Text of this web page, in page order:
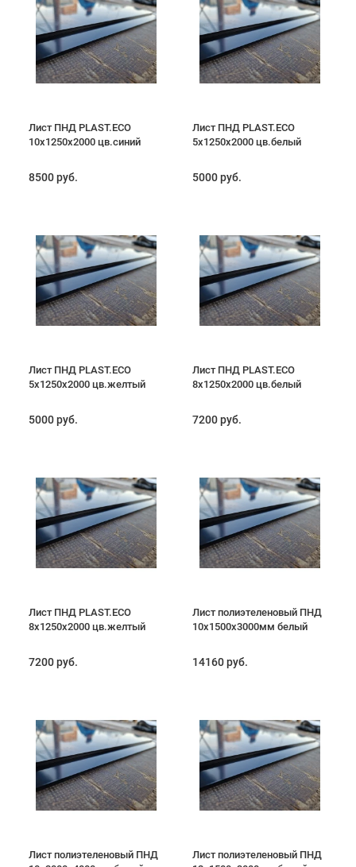
Лист ПНД PLAST.ECO
10х1250х2000 цв.синий
8500 руб.
Лист ПНД PLAST.ECO
5х1250х2000 цв.белый
5000 руб.
Лист ПНД PLAST.ECO
5х1250х2000 цв.желтый
5000 руб.
Лист ПНД PLAST.ECO
8х1250х2000 цв.белый
7200 руб.
Лист ПНД PLAST.ECO
8х1250х2000 цв.желтый
7200 руб.
Лист полиэтеленовый ПНД
10х1500х3000мм белый
14160 руб.
Лист полиэтеленовый ПНД
Лист полиэтеленовый ПНД